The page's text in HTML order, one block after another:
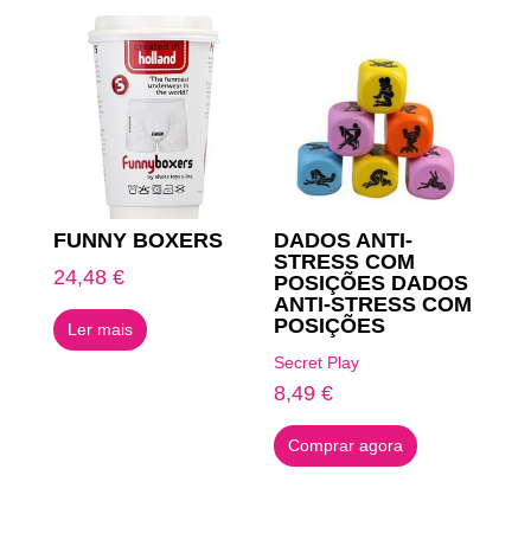
FUNNY BOXERS
24,48 €
Ler mais
DADOS ANTI-
STRESS COM
POSIÇÕES DADOS
ANTI-STRESS COM
POSIÇÕES
Secret Play
8,49€
Comprar agora